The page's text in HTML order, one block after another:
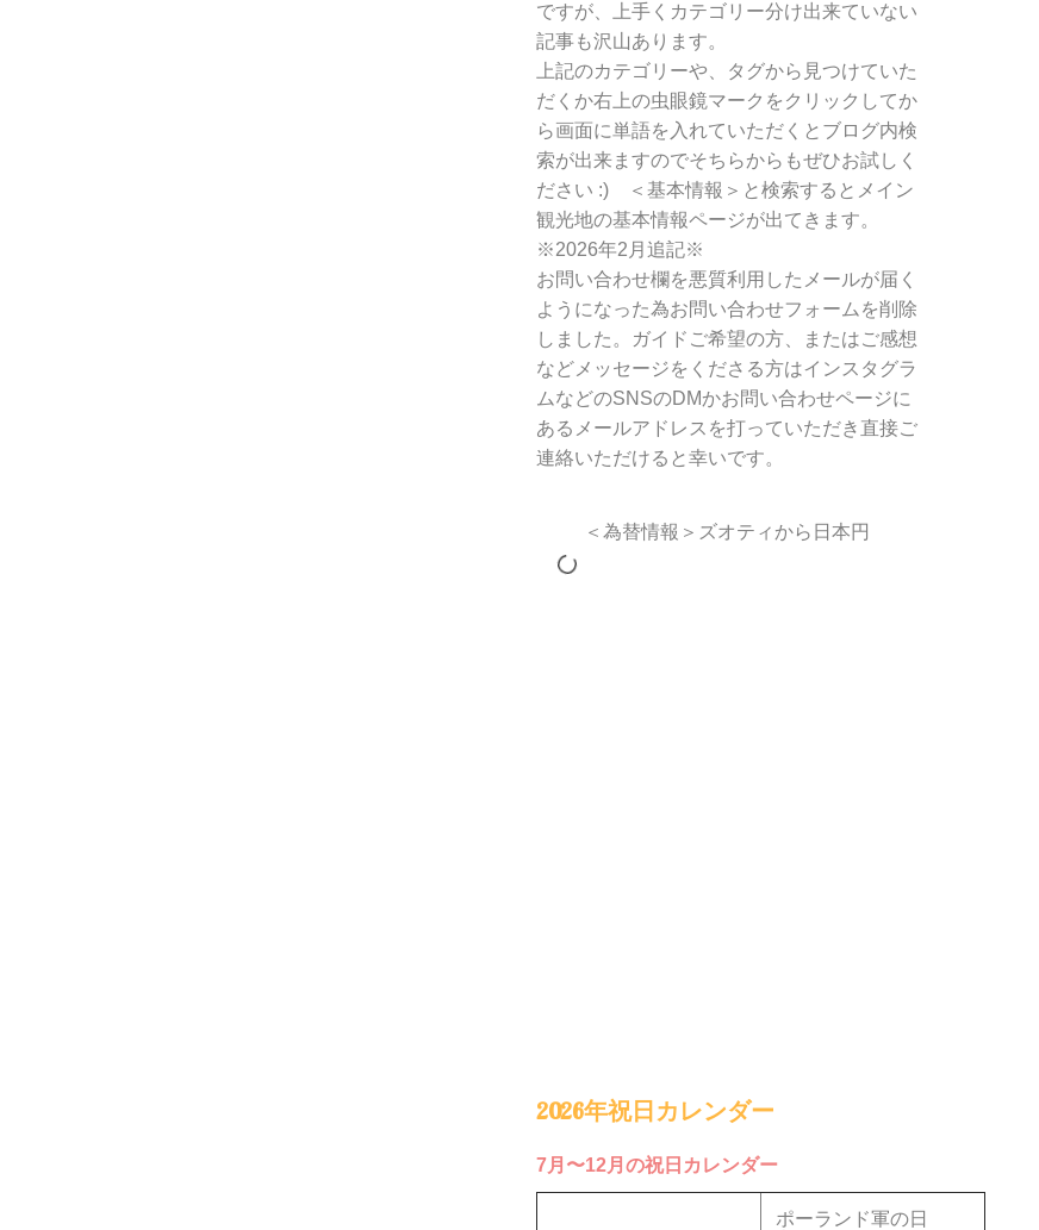
ですが、上手くカテゴリー分け出来ていない
記事も沢山あります。
上記のカテゴリーや、タグから見つけていた
だくか右上の虫眼鏡マークをクリックしてか
ら画面に単語を入れていただくとブログ内検
索が出来ますのでそちらからもぜひお試しく
ださい :) ＜基本情報＞と検索するとメイン
観光地の基本情報ページが出てきます。
※2026年2月追記※
お問い合わせ欄を悪質利用したメールが届く
ようになった為お問い合わせフォームを削除
しました。ガイドご希望の方、またはご感想
などメッセージをくださる方はインスタグラ
ムなどのSNSのDMかお問い合わせページに
あるメールアドレスを打っていただき直接ご
連絡いただけると幸いです。
＜為替情報＞ズオティから日本円
2026年祝日カレンダー
7月〜12月の祝日カレンダー
ポーランド軍の日